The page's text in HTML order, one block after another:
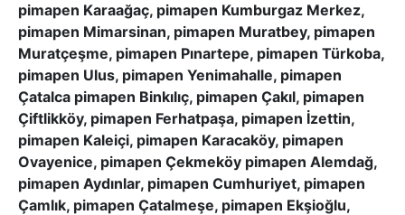
pimapen Karaağaç, pimapen Kumburgaz Merkez,
pimapen Mimarsinan, pimapen Muratbey, pimapen
Muratçeşme, pimapen Pınartepe, pimapen Türkoba,
pimapen Ulus, pimapen Yenimahalle, pimapen
Çatalca pimapen Binkılıç, pimapen Çakıl, pimapen
Çiftlikköy, pimapen Ferhatpaşa, pimapen İzettin,
pimapen Kaleiçi, pimapen Karacaköy, pimapen
Ovayenice, pimapen Çekmeköy pimapen Alemdağ,
pimapen Aydınlar, pimapen Cumhuriyet, pimapen
Çamlık, pimapen Çatalmeşe, pimapen Ekşioğlu,